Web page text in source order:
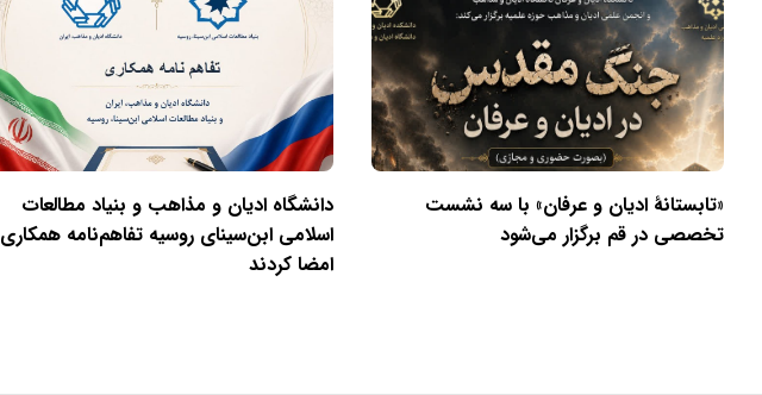
«تابستانهٔ ادیان و عرفان» با سه نشست
تخصصی در قم برگزار می‌شود
دانشگاه ادیان و مذاهب و بنیاد مطالعات
اسلامی ابن‌سینای روسیه تفاهم‌نامه همکاری
امضا کردند